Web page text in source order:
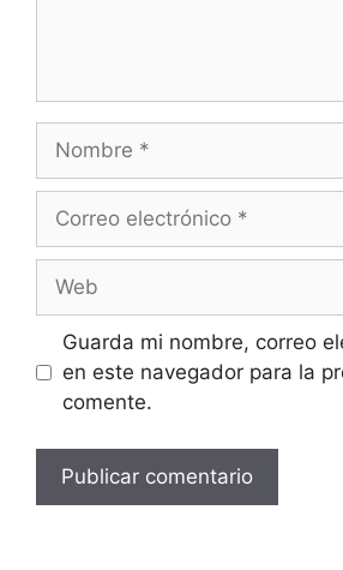
Guarda mi nombre, correo
en este navegador para la
comente.